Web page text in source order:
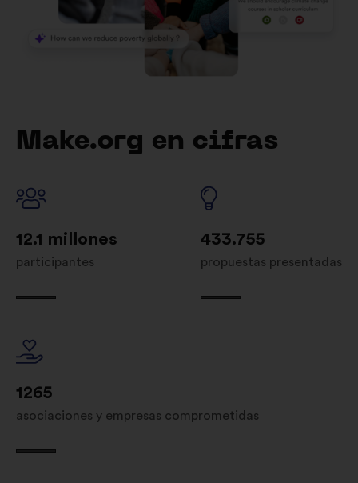
Make.org en cifras
12.1 millones
participantes
433.755
propuestas presentadas
1265
asociaciones y empresas comprometidas